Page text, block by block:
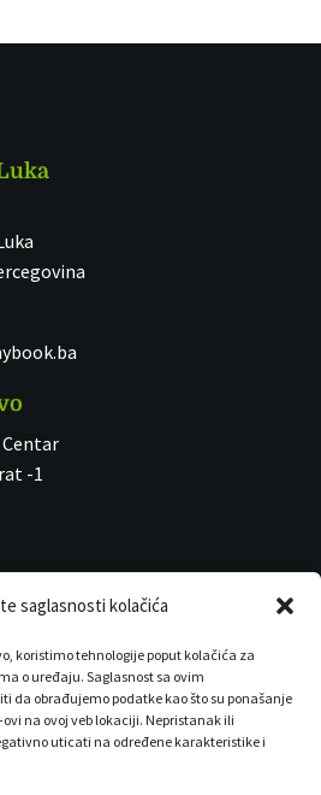
saglasnosti kolačića
koristimo tehnologije poput kolačića za
o uređaju. Saglasnost sa ovim
da obrađujemo podatke kao što su ponašanje
na ovoj veb lokaciji. Nepristanak ili
uticati na određene karakteristike i
-1
karticama